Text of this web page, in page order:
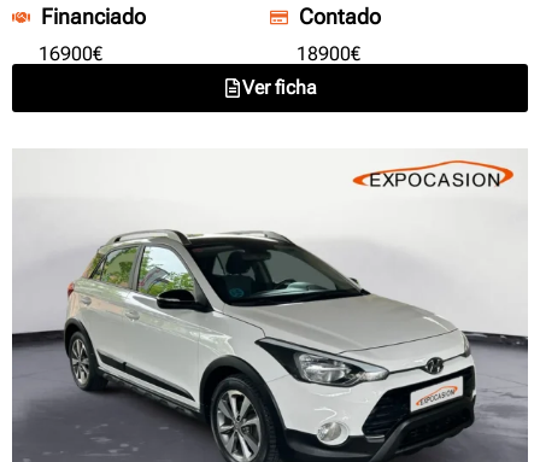
Financiado
16900€
Contado
18900€
Ver ficha